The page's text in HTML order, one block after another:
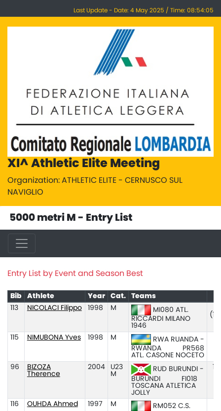
Last Update - Date: 4 May 2025 / Time: 08:54:05
XI^ Athletic Elite Meeting
Organization: ATHLETIC ELITE - CERNUSCO SUL
NAVIGLIO
5000 metri M - Entry List
Entry List by Event and Season Best
Bib Athlete Year Cat.
Teams
113
NICOLACI Filippo 1998 M
MI080 ATL.
RICCARDI MILANO
1946
115 NIMUBONA Yves 1998 M
RWA RUANDA -
RWANDA
PR568
ATL. CASONE NOCETO
96
BIZOZA
Therence
2004
U23
M
RUD BURUNDI -
BURUNDI
FI018
TOSCANA ATLETICA
JOLLY
116 OUHDA Ahmed 1997 M
RM052 C.S.